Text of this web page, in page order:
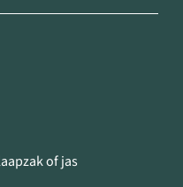
of jas